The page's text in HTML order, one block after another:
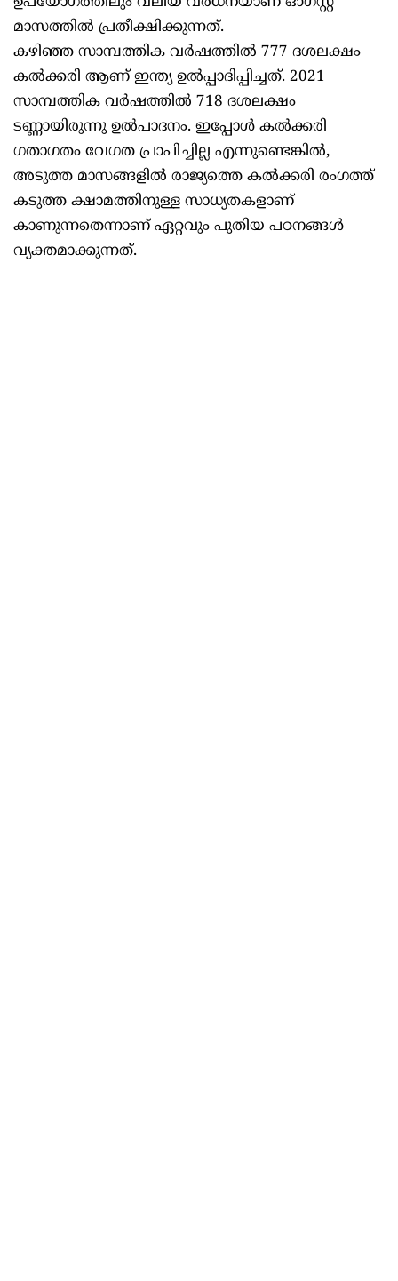
മാസത്തിൽ പ്രതീക്ഷിക്കുന്നത്.
കഴിഞ്ഞ സാമ്പത്തിക വർഷത്തിൽ 777 ദശലക്ഷം
കൽക്കരി ആണ് ഇന്ത്യ ഉൽപ്പാദിപ്പിച്ചത്. 2021
സാമ്പത്തിക വർഷത്തിൽ 718 ദശലക്ഷം
ടണ്ണായിരുന്നു ഉൽപാദനം. ഇപ്പോൾ കൽക്കരി
ഗതാഗതം വേഗത പ്രാപിച്ചില്ല എന്നുണ്ടെങ്കിൽ,
അടുത്ത മാസങ്ങളിൽ രാജ്യത്തെ കൽക്കരി രംഗത്ത്
കടുത്ത ക്ഷാമത്തിനുള്ള സാധ്യതകളാണ്
കാണുന്നതെന്നാണ് ഏറ്റവും പുതിയ പഠനങ്ങൾ
വ്യക്തമാക്കുന്നത്.